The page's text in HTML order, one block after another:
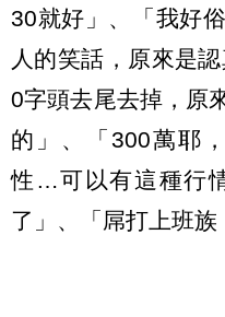
30就好」、「我好
人的笑話，原來是
0字頭去尾去掉，原
的」、「300萬耶
性…可以有這種行
了」、「屌打上班族